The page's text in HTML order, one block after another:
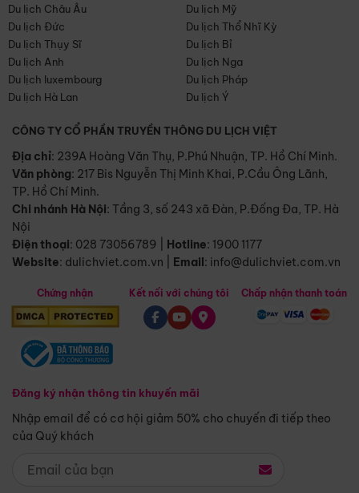
Du lịch Châu Âu
Du lịch Mỹ
Du lịch Đức
Du lịch Thổ Nhĩ Kỳ
Du lịch Thụy Sĩ
Du lịch Bỉ
Du lịch Anh
Du lịch Nga
Du lịch luxembourg
Du lịch Pháp
Du lịch Hà Lan
Du lịch Ý
CÔNG TY CỔ PHẦN TRUYỀN THÔNG DU LỊCH VIỆT
Địa chỉ: 239A Hoàng Văn Thụ, P.Phú Nhuận, TP. Hồ Chí Minh.
Văn phòng: 217 Bis Nguyễn Thị Minh Khai, P.Cầu Ông Lãnh,
TP. Hồ Chí Minh.
Chi nhánh Hà Nội: Tầng 3, số 243 xã Đàn, P.Đống Đa, TP. Hà
Nội
Điện thoại: 028 73056789 Hotline: 1900 1177
Website: dulichviet.com.vn Email: info@dulichviet.com.vn
Chứng nhận
Đăng ký nhận thông tin khuyến mãi
Nhập email để có cơ hội giảm 50% cho chuyến đi tiếp theo
của Quý khách
Kết nối với chúng tôi Chấp nhận thanh toán